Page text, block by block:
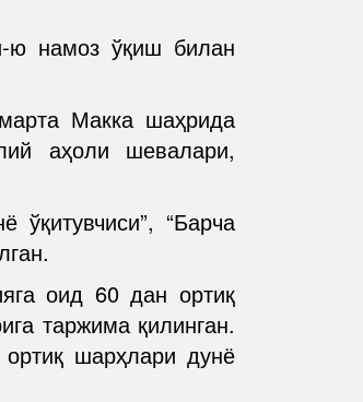
ю намоз ўқиш билан
Макка шаҳрида
аҳоли шевалари,
“Барча
оид 60 дан ортиқ
таржима қилинган.
шарҳлари дунё